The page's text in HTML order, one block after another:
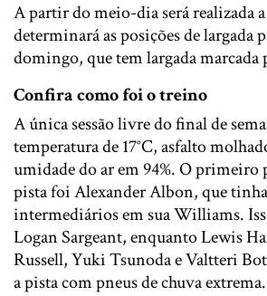
A partir do meio-dia será realizada
determinará as posições de largada
domingo, que tem largada marcada
Confira como foi o treino
A única sessão livre do final de
temperatura de 17°C, asfalto
umidade do ar em 94%. O primeiro
pista foi Alexander Albon, que
intermediários em sua Williams.
Logan Sargeant, enquanto Lewis
Russell, Yuki Tsunoda e Valtteri
a pista com pneus de chuva extrema.